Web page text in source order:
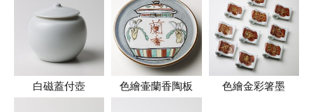
白磁蓋付壺 色繪壷蘭香陶板 色繪金彩箸墨